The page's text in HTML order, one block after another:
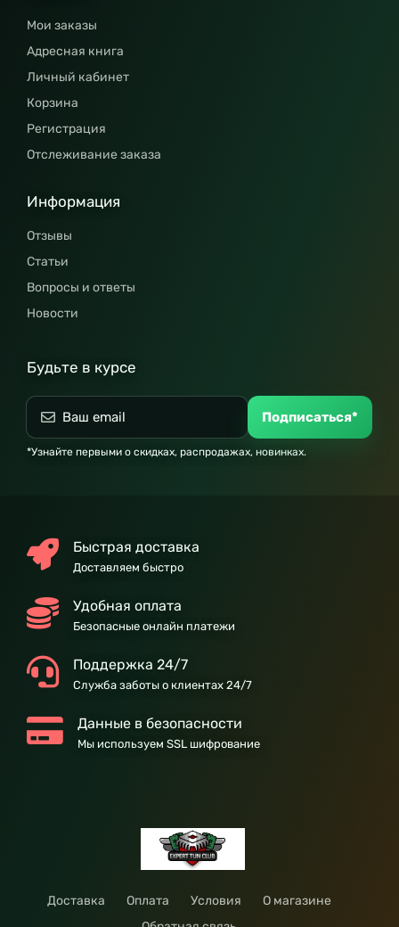
Мои заказы
Адресная книга
Личный кабинет
Корзина
Регистрация
Отслеживание заказа
Информация
Отзывы
Статьи
Вопросы и ответы
Новости
Будьте в курсе
Подписаться*
*Узнайте первыми о скидках, распродажах, новинках.
Быстрая доставка
Доставляем быстро
Удобная оплата
Безопасные онлайн платежи
Поддержка 24/7
Служба заботы о клиентах 24/7
Данные в безопасности
Мы используем SSL шифрование
Доставка Оплата Условия
О магазине